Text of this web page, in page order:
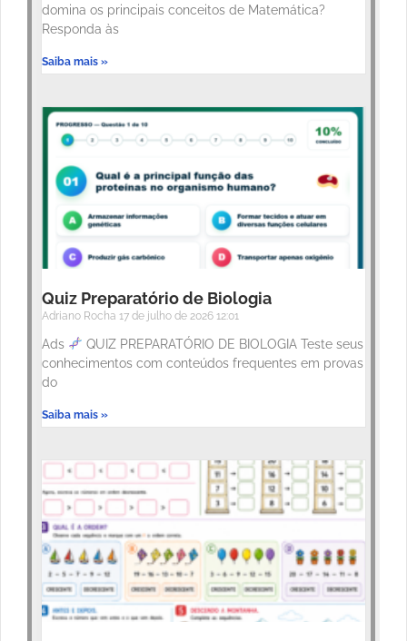
domina os principais conceitos de Matemática?
Responda às
Saiba mais »
Quiz Preparatório de Biologia
Adriano Rocha 17 de julho de 2026 12:01
Ads
QUIZ PREPARATÓRIO DE BIOLOGIA Teste seus
conhecimentos com conteúdos frequentes em provas
do
Saiba mais »